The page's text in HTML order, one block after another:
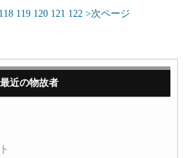
118 119 120 121 122 >次ページ
最近の物故者